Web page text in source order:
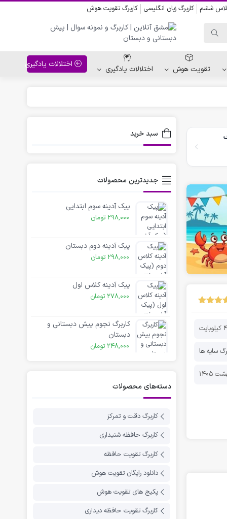
ششم کاربرگ زبان انگلیسی کاربرگ تقویت هوش
کاربرگ نقاشی نشانه ها
کاربرگ مناسبت ها
تقویت هوش اختلالات یادگیری اختلالات یادگیری
سایه ها
سبد خرید
جدیدترین محصولات
پیک آدینه سوم ابتدایی
298,000 تومان
پیک آدینه دوم دبستان
298,000 تومان
پیک آدینه کلاس اول
278,000 تومان
کاربرگ نجوم پیش دبستانی و
دبستان
248,000 تومان
دسته‌های محصولات
کاربرگ دقت و تمرکز
کاربرگ حافظه شنیداری
کاربرگ تقویت حافظه
دانلود رایگان تقویت هوش
پکیج های تقویت هوش
کاربرگ تقویت حافظه دیداری